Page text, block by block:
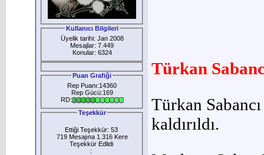
Kullanıcı Bilgileri
Üyelik tarihi: Jan 2008
Mesajlar: 7.449
Konular: 6324
Puan Grafiği
Rep Puanı:14360
Rep Gücü:169
RD:
Teşekkür
Ettiği Teşekkür: 53
719 Mesajına 1.316 Kere
Teşekkür Edlidi
:
Türkan
Türkan
kaldırıldı.